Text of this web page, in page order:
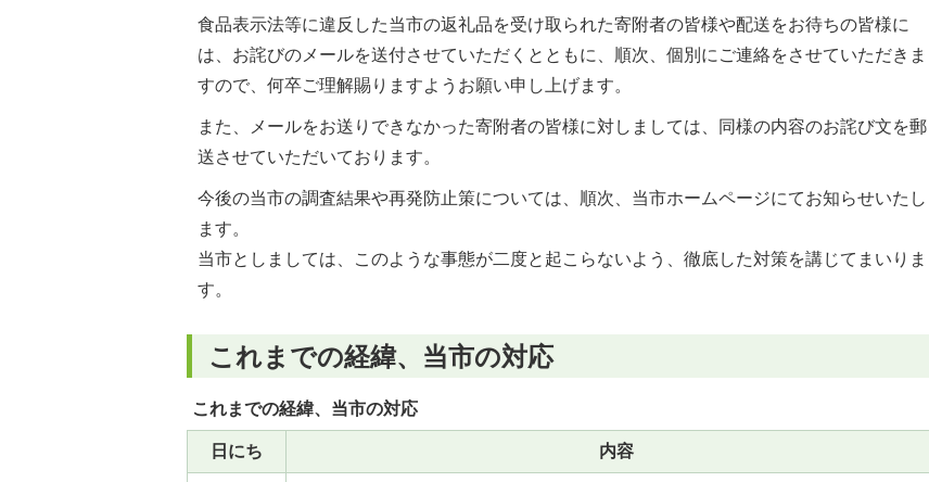
食品表示法等に違反した当市の返礼品を受け取られた寄附者の皆様や配送をお待ちの皆様に
は、お詫びのメールを送付させていただくとともに、順次、個別にご連絡をさせていただきま
すので、何卒ご理解賜りますようお願い申し上げます。
また、メールをお送りできなかった寄附者の皆様に対しましては、同様の内容のお詫び文を郵
送させていただいております。
今後の当市の調査結果や再発防止策については、順次、当市ホームページにてお知らせいたし
ます。
当市としましては、このような事態が二度と起こらないよう、徹底した対策を講じてまいりま
す。
これまでの経緯、当市の対応
これまでの経緯、当市の対応
日にち 内容